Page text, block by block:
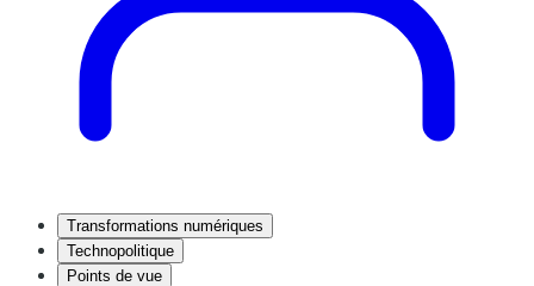
Transformations numériques
Technopolitique
Points de vue